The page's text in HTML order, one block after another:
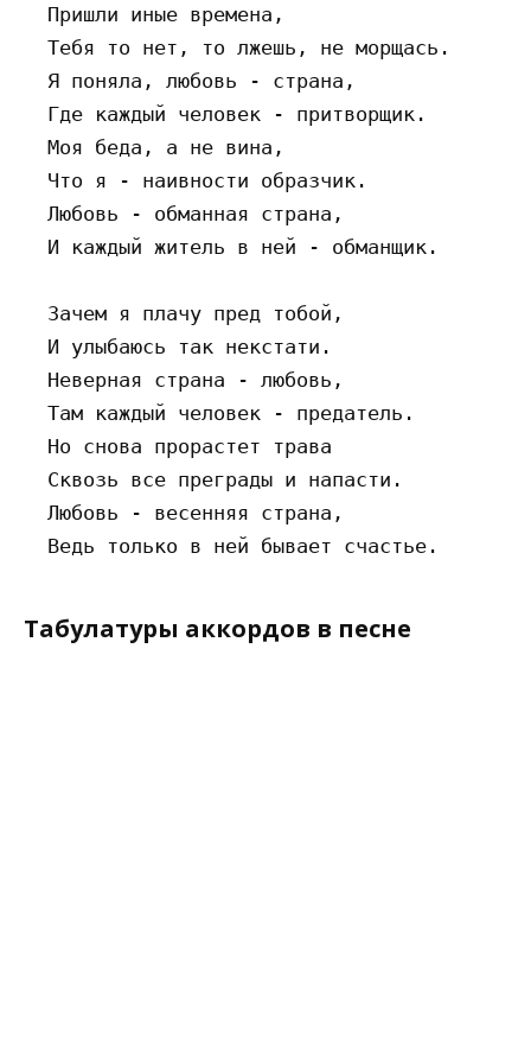
  Пришли иные времена,
  Тебя то нет, то лжешь, не морщась.
  Я поняла, любовь - страна,
  Где каждый человек - притворщик.
  Моя беда, а не вина,
  Что я - наивности образчик.
  Любовь - обманная страна,
  И каждый житель в ней - обманщик.
  Зачем я плачу пред тобой,
  И улыбаюсь так некстати.
  Неверная страна - любовь,
  Там каждый человек - предатель.
  Но снова прорастет трава
  Сквозь все преграды и напасти.
  Любовь - весенняя страна,
Табулатуры аккордов в песне